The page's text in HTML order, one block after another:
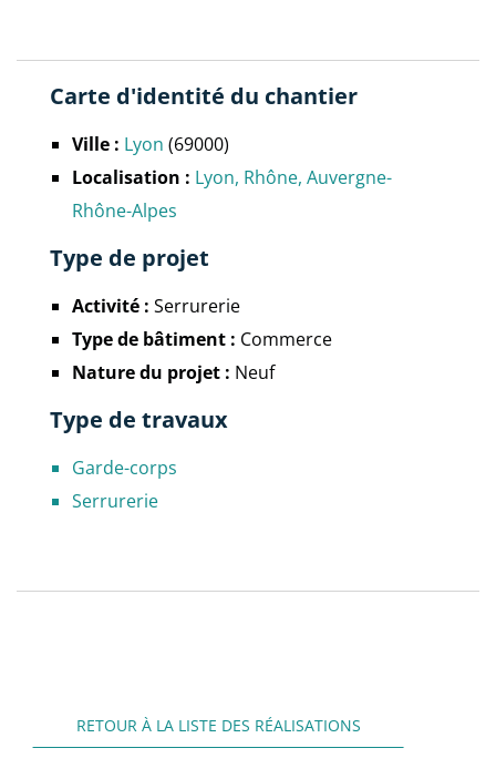
Carte d'identité du chantier
Ville : Lyon (69000)
Localisation : Lyon Rhône Auvergne-
Rhône-Alpes
Type de projet
Activité : Serrurerie
Type de bâtiment : Commerce
Nature du projet : Neuf
Type de travaux
Garde-corps
Serrurerie
RETOUR À LA LISTE DES RÉALISATIONS